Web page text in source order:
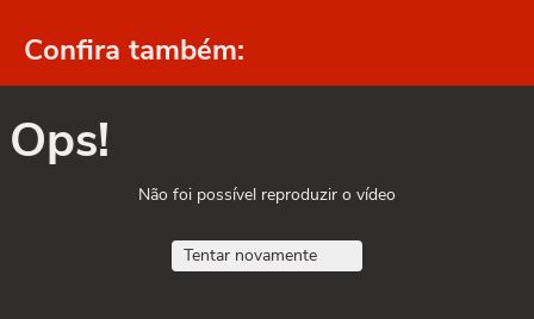
Confira também:
Ops!
Não foi possível reproduzir o vídeo
Tentar novamente